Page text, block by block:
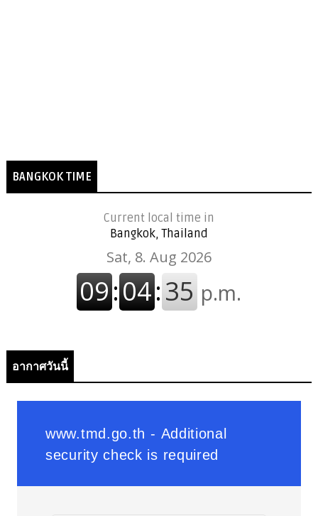
BANGKOK TIME
Current local time in
Bangkok, Thailand
อากาศวันนี้